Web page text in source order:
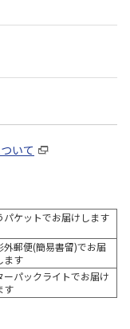
いて
パケットでお届けします
外郵便(簡易書留)でお届
ます
ーパックライトでお届け
す